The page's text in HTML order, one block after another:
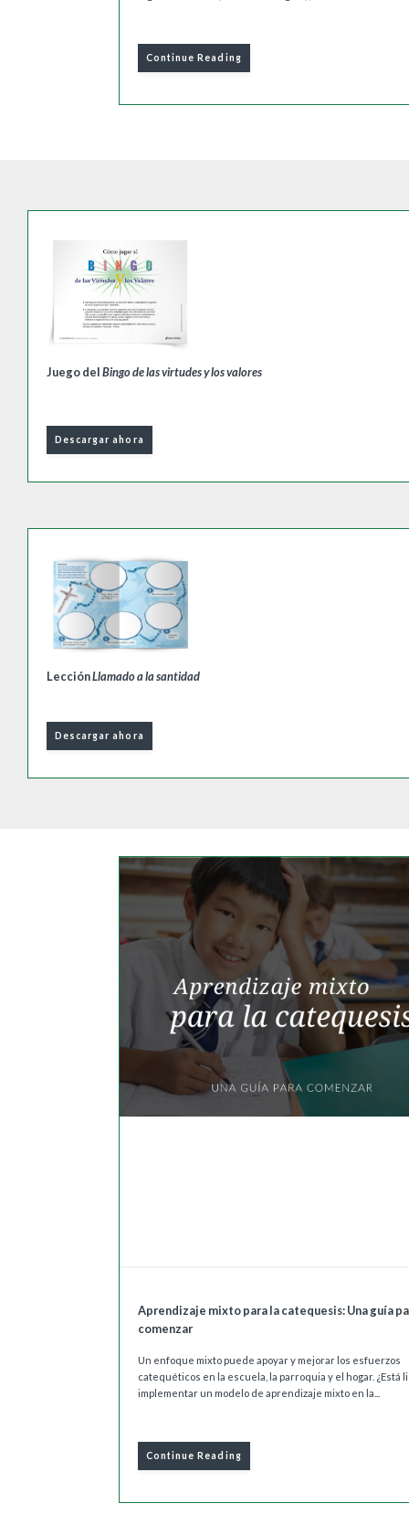
Continue Reading
Juego delBingo de las virtudes y los valores
Descargar ahora
LecciónLlamado a la santidad
Descargar ahora
Aprendizaje mixto para la catequesis: Una guía
comenzar
Un enfoque mixto puede apoyar y mejorar los esfuerzos
catequéticos en la escuela, la parroquia y el hogar. ¿Está
implementar un modelo de aprendizaje mixto en la...
Continue Reading